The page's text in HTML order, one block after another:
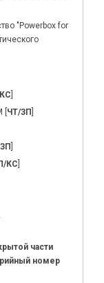
"Powerbox for
ЧТ/ЗП
КС
части
номер